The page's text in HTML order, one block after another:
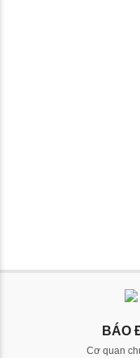
BÁO
Cơ quan